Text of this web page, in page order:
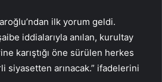
ilk yorum geldi.
iddialarıyla anılan, kurultay
karıştığı öne sürülen herkes
siyasetten arınacak.” ifadelerini